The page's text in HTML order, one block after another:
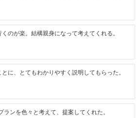
のが楽。結構親身になって考えてくれる。
に、とてもわかりやすく説明してもらった。
ランを色々と考えて、提案してくれた。